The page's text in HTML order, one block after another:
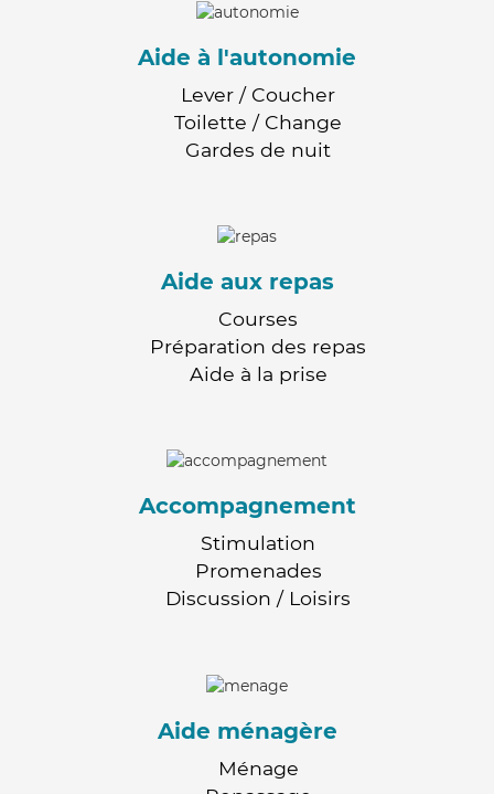
Aide à l'autonomie
Lever / Coucher
Toilette / Change
Gardes de nuit
Aide aux repas
Courses
Préparation des repas
Aide à la prise
Accompagnement
Stimulation
Promenades
Discussion / Loisirs
Aide ménagère
Ménage